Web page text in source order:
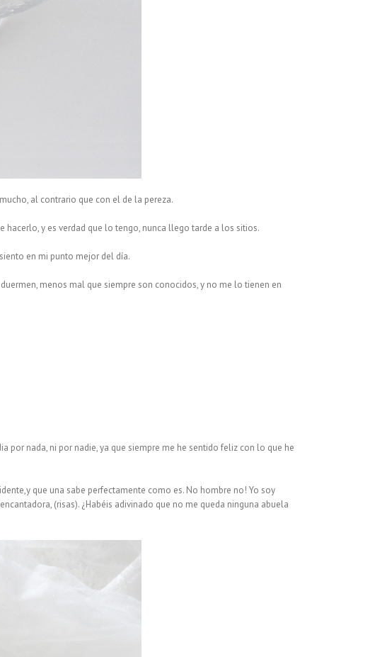
al contrario que con el de la pereza.
hacerlo, y es verdad que lo tengo, nunca llego tarde a los sitios.
en mi punto mejor del día.
menos mal que siempre son conocidos, y no me lo tienen en
por nada, ni por nadie, ya que siempre me he sentido feliz con lo que he
que una sabe perfectamente como es. No hombre no! Yo soy
(risas). ¿Habéis adivinado que no me queda ninguna abuela